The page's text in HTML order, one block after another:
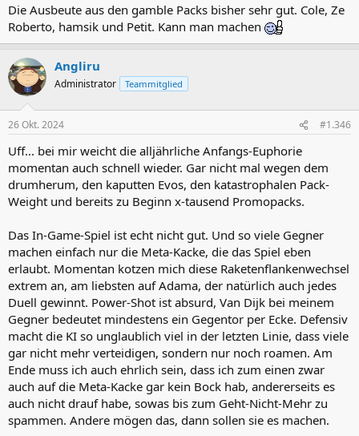
Die Ausbeute aus den gamble Packs bisher sehr gut. Cole, Ze
Roberto, hamsik und Petit. Kann man machen
Angliru
Administrator Teammitglied
26 Okt. 2024 #1.346
Uff... bei mir weicht die alljährliche Anfangs-Euphorie
momentan auch schnell wieder. Gar nicht mal wegen dem
drumherum, den kaputten Evos, den katastrophalen Pack-
Weight und bereits zu Beginn x-tausend Promopacks.
Das In-Game-Spiel ist echt nicht gut. Und so viele Gegner
machen einfach nur die Meta-Kacke, die das Spiel eben
erlaubt. Momentan kotzen mich diese Raketenflankenwechsel
extrem an, am liebsten auf Adama, der natürlich auch jedes
Duell gewinnt. Power-Shot ist absurd, Van Dijk bei meinem
Gegner bedeutet mindestens ein Gegentor per Ecke. Defensiv
macht die KI so unglaublich viel in der letzten Linie, dass viele
gar nicht mehr verteidigen, sondern nur noch roamen. Am
Ende muss ich auch ehrlich sein, dass ich zum einen zwar
auch auf die Meta-Kacke gar kein Bock hab, andererseits es
auch nicht drauf habe, sowas bis zum Geht-Nicht-Mehr zu
spammen. Andere mögen das, dann sollen sie es machen.